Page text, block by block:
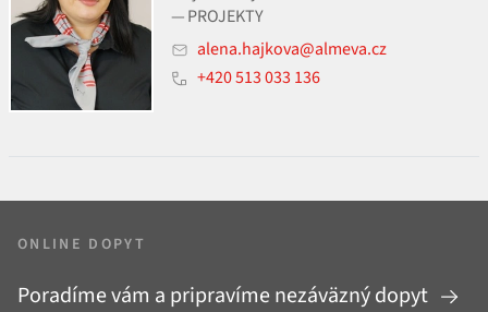
— PROJEKTY
alena.hajkova@almeva.cz
+420 513 033 136
ONLINE DOPYT
Poradíme vám a pripravíme nezáväzný dopyt